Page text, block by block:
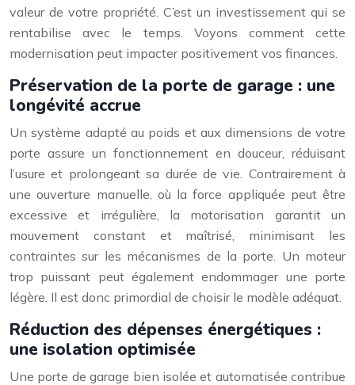
valeur de votre propriété. C’est un investissement qui se
rentabilise avec le temps. Voyons comment cette
modernisation peut impacter positivement vos finances.
Préservation de la porte de garage : une
longévité accrue
Un système adapté au poids et aux dimensions de votre
porte assure un fonctionnement en douceur, réduisant
l’usure et prolongeant sa durée de vie. Contrairement à
une ouverture manuelle, où la force appliquée peut être
excessive et irrégulière, la motorisation garantit un
mouvement constant et maîtrisé, minimisant les
contraintes sur les mécanismes de la porte. Un moteur
trop puissant peut également endommager une porte
légère. Il est donc primordial de choisir le modèle adéquat.
Réduction des dépenses énergétiques :
une isolation optimisée
Une porte de garage bien isolée et automatisée contribue